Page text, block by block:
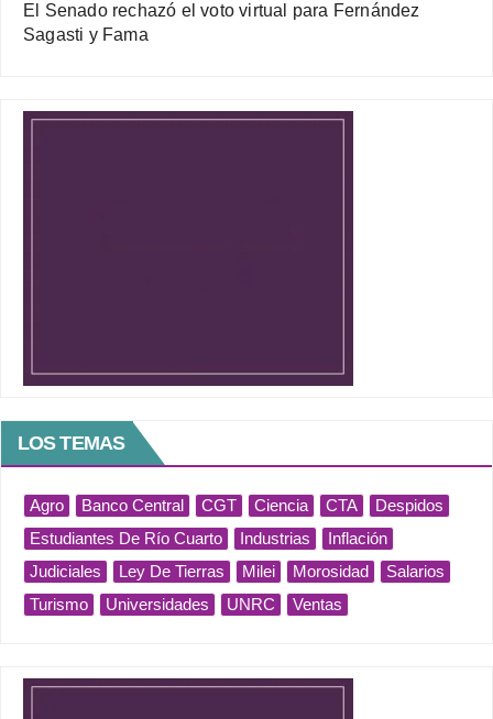
El Senado rechazó el voto virtual para Fernández
Sagasti y Fama
LOS TEMAS
Agro Banco Central CGT Ciencia CTA
Despidos
Estudiantes De Río Cuarto
Industrias
Inflación
Judiciales
Ley De Tierras Milei Morosidad
Salarios
Turismo
Universidades UNRC Ventas